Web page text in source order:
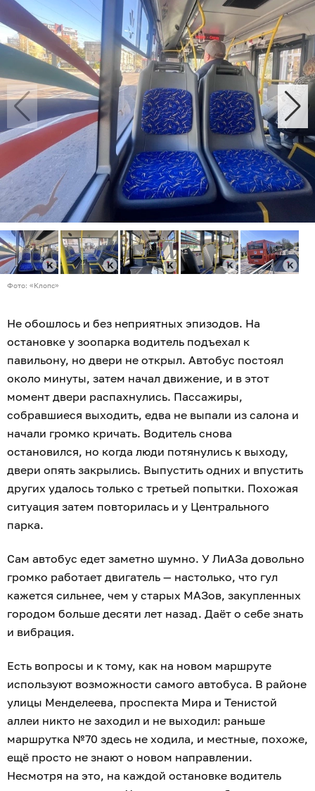
Фото: «Клопс»
Не обошлось и без неприятных эпизодов. На
остановке у зоопарка водитель подъехал к
павильону, но двери не открыл. Автобус постоял
около минуты, затем начал движение, и в этот
момент двери распахнулись. Пассажиры,
собравшиеся выходить, едва не выпали из салона и
начали громко кричать. Водитель снова
остановился, но когда люди потянулись к выходу,
двери опять закрылись. Выпустить одних и впустить
других удалось только с третьей попытки. Похожая
ситуация затем повторилась и у Центрального
парка.
Сам автобус едет заметно шумно. У ЛиАЗа довольно
громко работает двигатель — настолько, что гул
кажется сильнее, чем у старых МАЗов, закупленных
городом больше десяти лет назад. Даёт о себе знать
и вибрация.
Есть вопросы и к тому, как на новом маршруте
используют возможности самого автобуса. В районе
улицы Менделеева, проспекта Мира и Тенистой
аллеи никто не заходил и не выходил: раньше
маршрутка №70 здесь не ходила, и местные, похоже,
ещё просто не знают о новом направлении.
Несмотря на это, на каждой остановке водитель